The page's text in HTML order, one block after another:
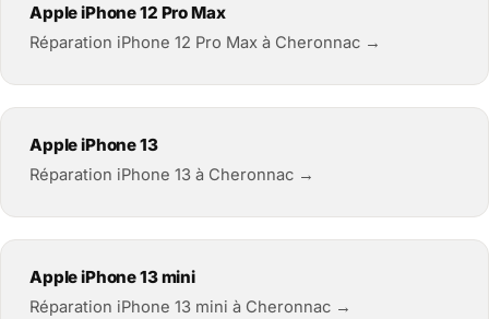
Apple iPhone 12 Pro Max
Réparation iPhone 12 Pro Max à Cheronnac →
Apple iPhone 13
Réparation iPhone 13 à Cheronnac →
Apple iPhone 13 mini
Réparation iPhone 13 mini à Cheronnac →